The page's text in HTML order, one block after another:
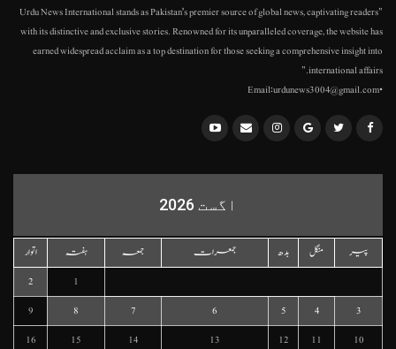
"Urdu News International stands as Pakistan's premier source of global news, captivating readers
with its distinctive and exclusive stories. Renowned for its unparalleled coverage, the website has
earned widespread acclaim as a top destination for those seeking a comprehensive insight into
international affairs."
•Email:urdunews3004@gmail.com
اگست 2026
پیر منگل بدھ جمعرات جمعہ ہفتہ
اتوار
1
2
3
4
5
6
7
8
9
10
11
12
13
14
15
16